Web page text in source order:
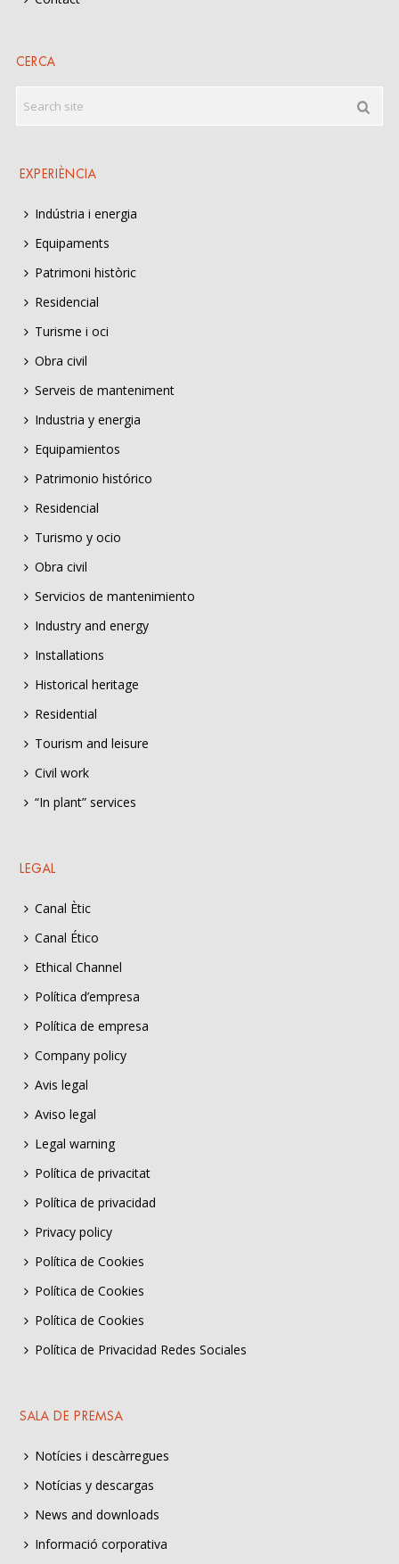
CERCA
EXPERIÈNCIA
Indústria i energia
Equipaments
Patrimoni històric
Residencial
Turisme i oci
Obra civil
Serveis de manteniment
Industria y energia
Equipamientos
Patrimonio histórico
Residencial
Turismo y ocio
Obra civil
Servicios de mantenimiento
Industry and energy
Installations
Historical heritage
Residential
Tourism and leisure
Civil work
“In plant” services
LEGAL
Canal Ètic
Canal Ético
Ethical Channel
Política d’empresa
Política de empresa
Company policy
Avis legal
Aviso legal
Legal warning
Política de privacitat
Política de privacidad
Privacy policy
Política de Cookies
Política de Cookies
Política de Cookies
Política de Privacidad Redes Sociales
SALA DE PREMSA
Notícies i descàrregues
Notícias y descargas
News and downloads
Informació corporativa